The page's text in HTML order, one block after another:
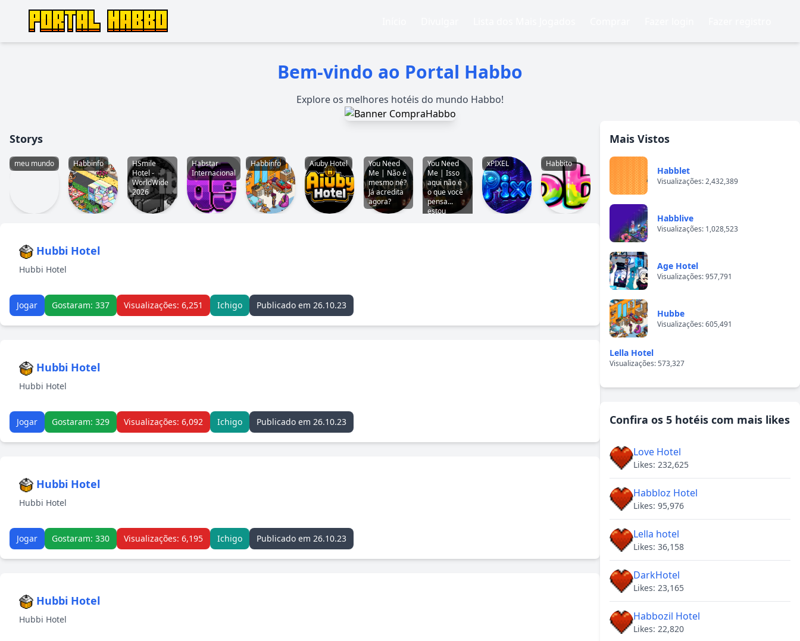
Bem-vindo ao Portal Habbo
Explore os melhores hotéis do mundo Habbo!
Storys
meu mundo Habbinfo
HSmile
Hotel -
WorldWide
2026
Habstar
Internacional
Habbinfo Aiuby Hotel
You Need
Me | Não é
mesmo né?
Já acredita
agora?
You Need
Me | Isso
aqui não é
o que você
pensa...
estou
xPIXEL Habbito
Hubbi Hotel
Hubbi Hotel
Jogar Gostaram: 337 Visualizações: 6,251 Ichigo Publicado em 26.10.23
Hubbi Hotel
Hubbi Hotel
Jogar Gostaram: 329 Visualizações: 6,092 Ichigo Publicado em 26.10.23
Hubbi Hotel
Hubbi Hotel
Jogar Gostaram: 330 Visualizações: 6,195 Ichigo Publicado em 26.10.23
Hubbi Hotel
Hubbi Hotel
Mais Vistos
Habblet
Visualizações: 2,432,389
Habblive
Visualizações: 1,028,523
Age Hotel
Visualizações: 957,791
Hubbe
Visualizações: 605,491
Lella Hotel
Visualizações: 573,327
Confira os 5 hotéis com mais likes
Love Hotel
Likes: 232,625
Habbloz Hotel
Likes: 95,976
Lella hotel
Likes: 36,158
DarkHotel
Likes: 23,165
Habbozil Hotel
Likes: 22,820